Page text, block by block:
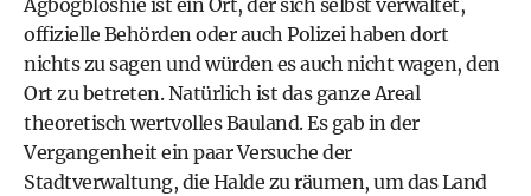
Agbogbloshie ist ein Ort, der sich selbst verwaltet,
offizielle Behörden oder auch Polizei haben dort
nichts zu sagen und würden es auch nicht wagen, den
Ort zu betreten. Natürlich ist das ganze Areal
theoretisch wertvolles Bauland. Es gab in der
Vergangenheit ein paar Versuche der
Stadtverwaltung, die Halde zu räumen, um das Land